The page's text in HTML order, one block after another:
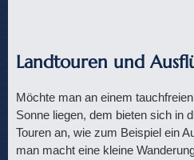
Landtouren und
Möchte man an einem
Sonne liegen, dem bieten sich in
Touren an, wie zum Beispiel ein
man macht eine kleine